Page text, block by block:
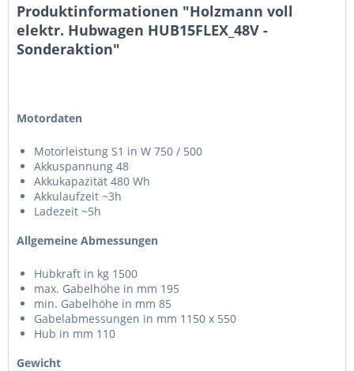
Produktinformationen "Holzmann voll
elektr. Hubwagen HUB15FLEX_48V -
Sonderaktion"
Motordaten
Motorleistung S1 in W 750 / 500
Akkuspannung 48
Akkukapazität 480 Wh
Akkulaufzeit ~3h
Ladezeit ~5h
Allgemeine Abmessungen
Hubkraft in kg 1500
max. Gabelhöhe in mm 195
min. Gabelhöhe in mm 85
Gabelabmessungen in mm 1150 x 550
Hub in mm 110
Gewicht